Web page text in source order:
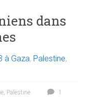
dans
à Gaza, Palestine,
, Palestine
1